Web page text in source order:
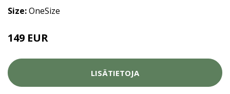
Size:OneSize
149 EUR
LISÄTIETOJA